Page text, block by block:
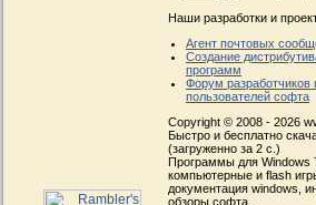
Наши разработки и
Агент почтовых
Создание
программ
Форум разработчиков
пользователей софта
Copyright © 2008 - 2026
Быстро и бесплатно
(загруженно за 2 с.)
Программы для Windows
компьютерные и flash
документация windows,
обзоры софта.